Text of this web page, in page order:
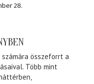
28.
összeforrt a
Több mint